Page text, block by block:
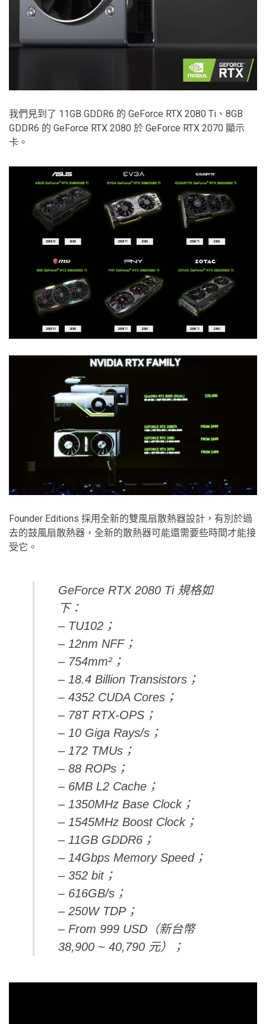
我們見到了 11GB GDDR6 的 GeForce RTX 2080 Ti、8GB
GDDR6 的 GeForce RTX 2080 於 GeForce RTX 2070 顯示
卡。
Founder Editions 採用全新的雙風扇散熱器設計，有別於過
去的鼓風扇散熱器，全新的散熱器可能還需要些時間才能接
受它。
GeForce RTX 2080 Ti 規格如
下：
– TU102；
– 12nm NFF；
– 754mm²；
– 18.4 Billion Transistors；
– 4352 CUDA Cores；
– 78T RTX-OPS；
– 10 Giga Rays/s；
– 172 TMUs；
– 88 ROPs；
– 6MB L2 Cache；
– 1350MHz Base Clock；
– 1545MHz Boost Clock；
– 11GB GDDR6；
– 14Gbps Memory Speed；
– 352 bit；
– 616GB/s；
– 250W TDP；
– From 999 USD（新台幣
38,900 ~ 40,790 元）；